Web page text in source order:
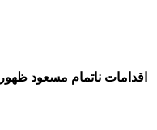
اقدامات ناتمام مسعود